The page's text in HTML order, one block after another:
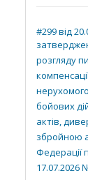
#299 від
розгляду
бойових
актів,
збройною
Федерації
17.07.2026